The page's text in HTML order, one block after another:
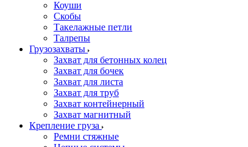
Коуши
Скобы
Такелажные петли
Талрепы
Грузозахваты
Захват для бетонных колец
Захват для бочек
Захват для листа
Захват для труб
Захват контейнерный
Захват магнитный
Крепление груза
Ремни стяжные